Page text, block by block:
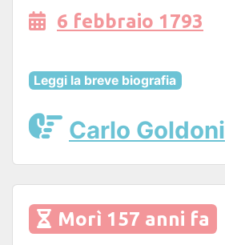
6 febbraio 1793
Leggi la breve biografia
Carlo Goldoni
Morì 157 anni fa